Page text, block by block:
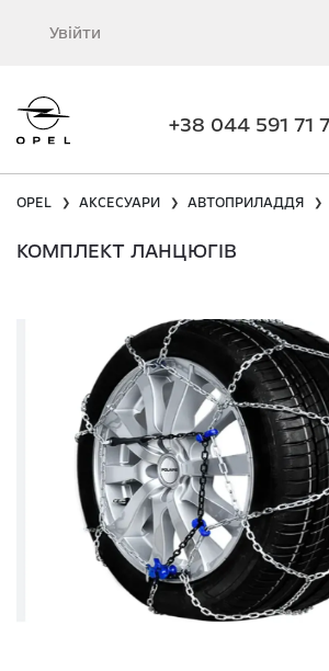
Увійти
+38 044 591 71
OPEL ❯ АКСЕСУАРИ ❯ АВТОПРИЛАДДЯ ❯
КОМПЛЕКТ ЛАНЦЮГІВ